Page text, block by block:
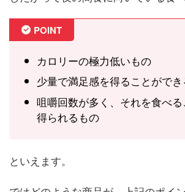
POINT
カロリーの極力低いもの
少量で満足感を得ることがで
咀嚼回数が多く、それを食べ
得られるもの
といえます。